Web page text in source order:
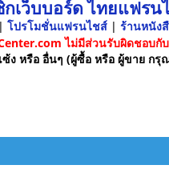
เว็บบอร์ด ไทยแฟรน
| โปรโมชั่นแฟรนไชส์ | ร้านหนัง
ไม่มีส่วนรับผิดชอบกั
ซ้ง หรือ อื่นๆ (ผู้ซื้อ หรือ ผู้ขาย